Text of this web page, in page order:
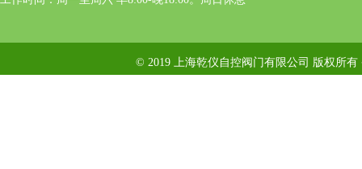
© 2019 上海乾仪自控阀门有限公司 版权所有